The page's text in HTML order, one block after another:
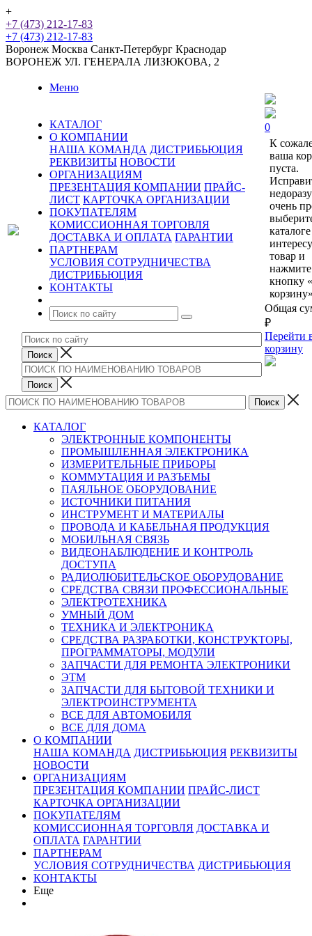
+
+7 (473) 212-17-83
+7 (473) 212-17-83
Воронеж Москва Санкт-Петербург Краснодар
ВОРОНЕЖ УЛ. ГЕНЕРАЛА ЛИЗЮКОВА, 2
Меню
КАТАЛОГ
О КОМПАНИИ
НАША КОМАНДА ДИСТРИБЬЮЦИЯ
РЕКВИЗИТЫ НОВОСТИ
ОРГАНИЗАЦИЯМ
ПРЕЗЕНТАЦИЯ КОМПАНИИ ПРАЙС-
ЛИСТ КАРТОЧКА ОРГАНИЗАЦИИ
ПОКУПАТЕЛЯМ
КОМИССИОННАЯ ТОРГОВЛЯ
ДОСТАВКА И ОПЛАТА ГАРАНТИИ
ПАРТНЕРАМ
УСЛОВИЯ СОТРУДНИЧЕСТВА
ДИСТРИБЬЮЦИЯ
КОНТАКТЫ
0
К
ваша
пуста.
очень
каталоге
товар и
нажмите
кнопку
Общая
₽
Перейти
корзину
КАТАЛОГ
ЭЛЕКТРОННЫЕ КОМПОНЕНТЫ
ПРОМЫШЛЕННАЯ ЭЛЕКТРОНИКА
ИЗМЕРИТЕЛЬНЫЕ ПРИБОРЫ
КОММУТАЦИЯ И РАЗЪЕМЫ
ПАЯЛЬНОЕ ОБОРУДОВАНИЕ
ИСТОЧНИКИ ПИТАНИЯ
ИНСТРУМЕНТ И МАТЕРИАЛЫ
ПРОВОДА И КАБЕЛЬНАЯ ПРОДУКЦИЯ
МОБИЛЬНАЯ СВЯЗЬ
ВИДЕОНАБЛЮДЕНИЕ И КОНТРОЛЬ
ДОСТУПА
РАДИОЛЮБИТЕЛЬСКОЕ ОБОРУДОВАНИЕ
СРЕДСТВА СВЯЗИ ПРОФЕССИОНАЛЬНЫЕ
ЭЛЕКТРОТЕХНИКА
УМНЫЙ ДОМ
ТЕХНИКА И ЭЛЕКТРОНИКА
СРЕДСТВА РАЗРАБОТКИ, КОНСТРУКТОРЫ,
ПРОГРАММАТОРЫ, МОДУЛИ
ЗАПЧАСТИ ДЛЯ РЕМОНТА ЭЛЕКТРОНИКИ
ЭТМ
ЗАПЧАСТИ ДЛЯ БЫТОВОЙ ТЕХНИКИ И
ЭЛЕКТРОИНСТРУМЕНТА
ВСЕ ДЛЯ АВТОМОБИЛЯ
ВСЕ ДЛЯ ДОМА
О КОМПАНИИ
НАША КОМАНДА ДИСТРИБЬЮЦИЯ РЕКВИЗИТЫ
НОВОСТИ
ОРГАНИЗАЦИЯМ
ПРЕЗЕНТАЦИЯ КОМПАНИИ ПРАЙС-ЛИСТ
КАРТОЧКА ОРГАНИЗАЦИИ
ПОКУПАТЕЛЯМ
КОМИССИОННАЯ ТОРГОВЛЯ ДОСТАВКА И
ОПЛАТА ГАРАНТИИ
ПАРТНЕРАМ
УСЛОВИЯ СОТРУДНИЧЕСТВА ДИСТРИБЬЮЦИЯ
КОНТАКТЫ
Еще